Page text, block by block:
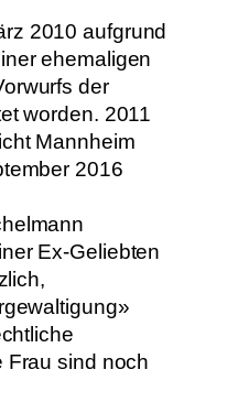
2010 aufgrund
ehemaligen
der
worden. 2011
Mannheim
2016
Ex-Geliebten
Frau sind noch